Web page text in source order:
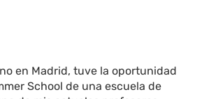
en Madrid, tuve la oportunidad
School de una escuela de